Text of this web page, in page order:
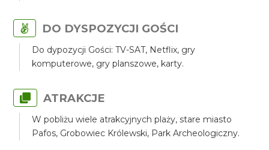
DO DYSPOZYCJI GOŚCI
Do dypozycji Gości: TV-SAT, Netflix, gry
komputerowe, gry planszowe, karty.
ATRAKCJE
W pobliżu wiele atrakcyjnych plaży, stare miasto
Pafos, Grobowiec Królewski, Park Archeologiczny.